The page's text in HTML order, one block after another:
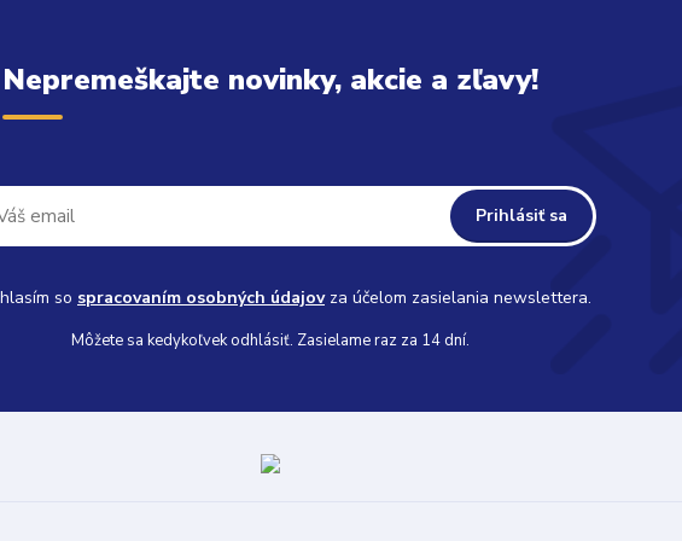
Nepremeškajte novinky, akcie a zľavy!
Prihlásiť sa
so spracovaním osobných údajovza účelom zasielania newslettera.
Môžete sa kedykoľvek odhlásiť. Zasielame raz za 14 dní.